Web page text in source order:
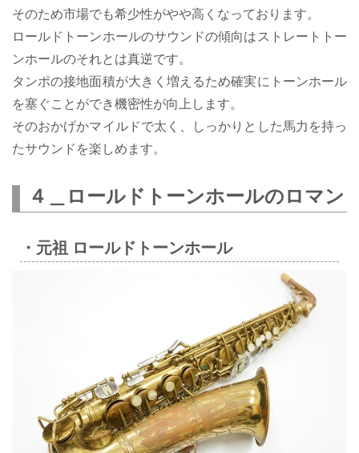
そのため市場でも希少性がやや高くなっております。
ロールドトーンホールのサウンドの傾向はストレートトー
ンホールのそれとは真逆です。
タンポの接地面積が大きく増えるため確実にトーンホール
を塞ぐことができ機密性が向上します。
そのおかげかマイルドで太く、しっかりとした馬力を持っ
たサウンドを楽しめます。
４＿ロールドトーンホールのロマン
・元祖 ロールドトーンホール